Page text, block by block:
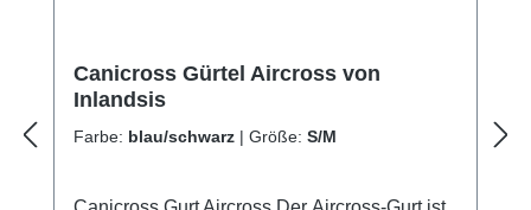
Canicross Gürtel Aircross von
Inlandsis
Farbe: blau/schwarz | Größe: S/M